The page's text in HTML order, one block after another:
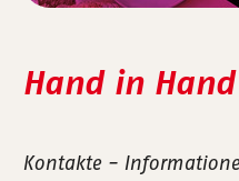
Hand in Hand
Kontakte -